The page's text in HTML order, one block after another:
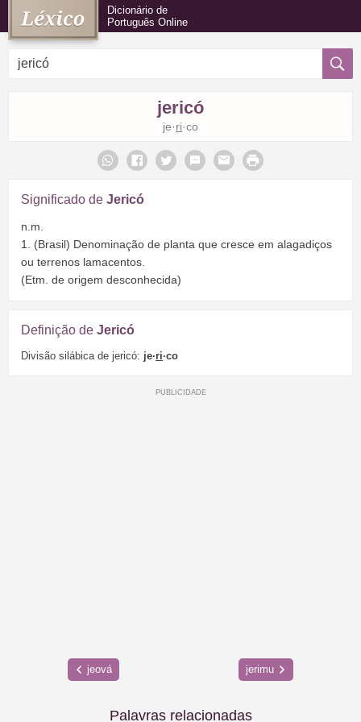
Dicionário de
Português Online
jericó
je·ri·co
Significado de Jericó
n.m.
1. (Brasil) Denominação de planta que cresce em alagadiços
ou terrenos lamacentos.
(Etm. de origem desconhecida)
Definição de Jericó
Divisão silábica de jericó: je·ri·co
jeová jerimu
Palavras relacionadas